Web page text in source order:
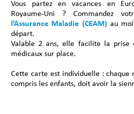
Vous partez en vacances en
Royaume-Uni ? Commandez
l’Assurance Maladie (CEAM)au
départ.
Valable 2 ans, elle facilite la prise
médicaux sur place.
Cette carte est individuelle :
compris les enfants, doit avoir la